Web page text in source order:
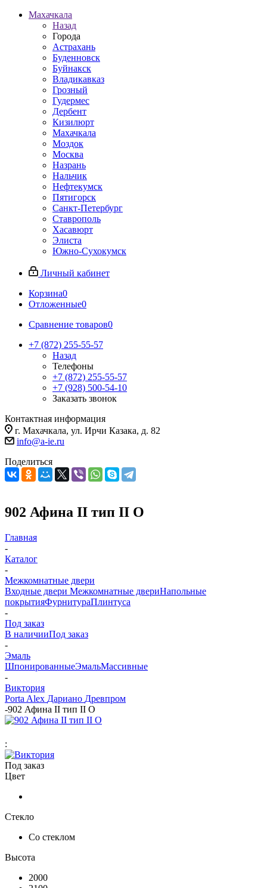
Махачкала
Назад
Города
Астрахань
Буденновск
Буйнакск
Владикавказ
Грозный
Гудермес
Дербент
Кизилюрт
Махачкала
Моздок
Москва
Назрань
Нальчик
Нефтекумск
Пятигорск
Санкт-Петербург
Ставрополь
Хасавюрт
Элиста
Южно-Сухокумск
Личный кабинет
Корзина0
Отложенные0
Сравнение товаров0
+7 (872) 255-55-57
Назад
Телефоны
+7 (872) 255-55-57
+7 (928) 500-54-10
Заказать звонок
Контактная информация
г. Махачкала, ул. Ирчи Казака, д. 82
info@a-ie.ru
Поделиться
902 Афина II тип II О
Главная
-
Каталог
-
Межкомнатные двери
Входные двери Межкомнатные двериНапольные
покрытияФурнитураПлинтуса
-
Под заказ
В наличииПод заказ
-
Эмаль
ШпонированныеЭмальМассивные
-
Виктория
Porta Alex Дариано Древпром
-902 Афина II тип II О
:
Под заказ
Цвет
Стекло
Со стеклом
Высота
2000